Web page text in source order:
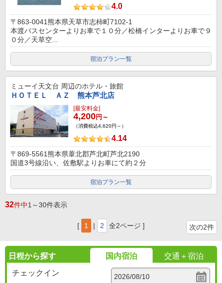
4.0
〒863-0041熊本県天草市志柿町7102-1
本渡バスセンターよりお車で１０分／松橋インターよりお車で９
０分／天草空...
宿泊プラン一覧
ミューイ天文台 周辺のホテル・旅館
ＨＯＴＥＬ ＡＺ 熊本芦北店
[最安料金]
4,200円～
（消費税込4,620円～）
4.14
〒869-5561熊本県葦北郡芦北町芦北2190
国道3号線沿い、佐敷駅よりお車にて約２分
宿泊プラン一覧
32件中1～30件表示
[ 1 | 2 全2ページ ] 次の2件
日程から探す 国内宿泊
交通＋宿泊
チェックイン